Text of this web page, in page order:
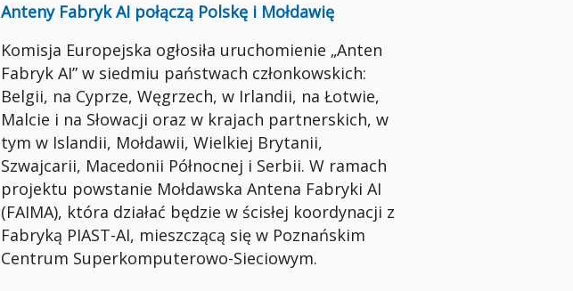
Anteny Fabryk AI połączą Polskę i Mołdawię
Komisja Europejska ogłosiła uruchomienie „Anten
Fabryk AI” w siedmiu państwach członkowskich:
Belgii, na Cyprze, Węgrzech, w Irlandii, na Łotwie,
Malcie i na Słowacji oraz w krajach partnerskich, w
tym w Islandii, Mołdawii, Wielkiej Brytanii,
Szwajcarii, Macedonii Północnej i Serbii. W ramach
projektu powstanie Mołdawska Antena Fabryki AI
(FAIMA), która działać będzie w ścisłej koordynacji z
Fabryką PIAST-AI, mieszczącą się w Poznańskim
Centrum Superkomputerowo-Sieciowym.